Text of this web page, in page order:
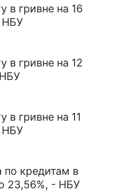
в гривне на 16
НБУ
в гривне на 12
в гривне на 11
НБУ
по кредитам в
23,56%, - НБУ